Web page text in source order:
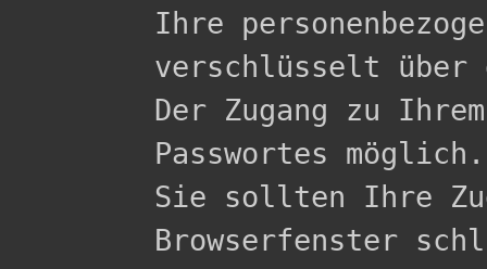
Ihre
verschlüsselt über
Der Zugang zu
Passwortes möglich.
Sie sollten Ihre
Browserfenster